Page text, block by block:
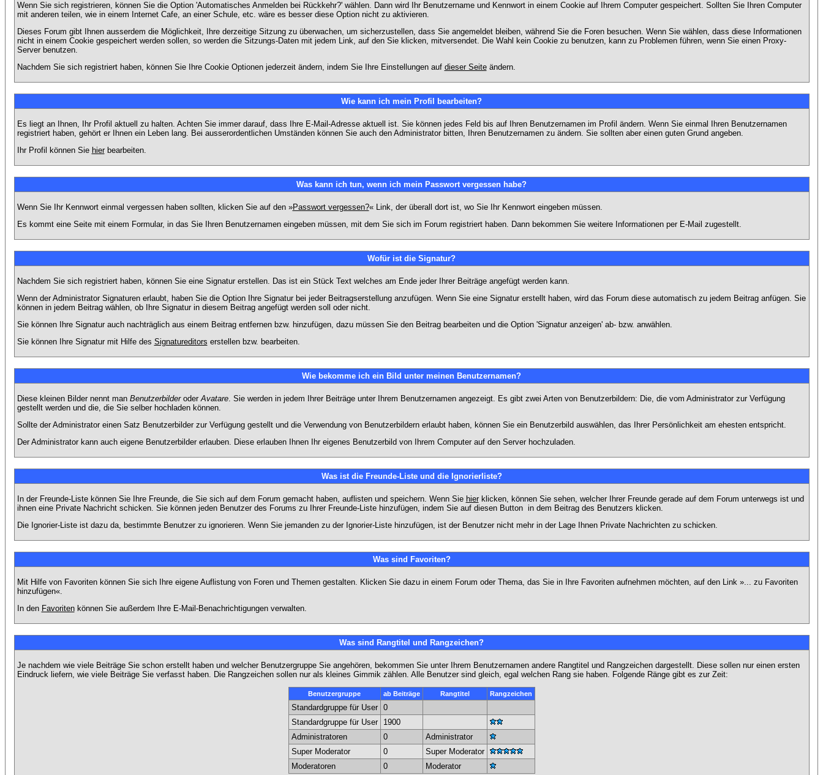
Wenn Sie sich registrieren, können Sie die Option 'Automatisches Anmelden bei Rückkehr?' wählen. Dann wird Ihr Benutzername und Kennwort in einem Cookie auf Ihrem Computer gespeichert. Sollten Sie Ihren Computer
mit anderen teilen, wie in einem Internet Cafe, an einer Schule, etc. wäre es besser diese Option nicht zu aktivieren.
Dieses Forum gibt Ihnen ausserdem die Möglichkeit, Ihre derzeitige Sitzung zu überwachen, um sicherzustellen, dass Sie angemeldet bleiben, während Sie die Foren besuchen. Wenn Sie wählen, dass diese Informationen
nicht in einem Cookie gespeichert werden sollen, so werden die Sitzungs-Daten mit jedem Link, auf den Sie klicken, mitversendet. Die Wahl kein Cookie zu benutzen, kann zu Problemen führen, wenn Sie einen Proxy-
Server benutzen.
Nachdem Sie sich registriert haben, können Sie Ihre Cookie Optionen jederzeit ändern, indem Sie Ihre Einstellungen auf dieser Seiteändern.
Wie kann ich mein Profil bearbeiten?
Es liegt an Ihnen, Ihr Profil aktuell zu halten. Achten Sie immer darauf, dass Ihre E-Mail-Adresse aktuell ist. Sie können jedes Feld bis auf Ihren Benutzernamen im Profil ändern. Wenn Sie einmal Ihren Benutzernamen
registriert haben, gehört er Ihnen ein Leben lang. Bei ausserordentlichen Umständen können Sie auch den Administrator bitten, Ihren Benutzernamen zu ändern. Sie sollten aber einen guten Grund angeben.
Ihr Profil können Sie hierbearbeiten.
Was kann ich tun, wenn ich mein Passwort vergessen habe?
Wenn Sie Ihr Kennwort einmal vergessen haben sollten, klicken Sie auf den »Passwort vergessen?« Link, der überall dort ist, wo Sie Ihr Kennwort eingeben müssen.
Es kommt eine Seite mit einem Formular, in das Sie Ihren Benutzernamen eingeben müssen, mit dem Sie sich im Forum registriert haben. Dann bekommen Sie weitere Informationen per E-Mail zugestellt.
Wofür ist die Signatur?
Nachdem Sie sich registriert haben, können Sie eine Signatur erstellen. Das ist ein Stück Text welches am Ende jeder Ihrer Beiträge angefügt werden kann.
Wenn der Administrator Signaturen erlaubt, haben Sie die Option Ihre Signatur bei jeder Beitragserstellung anzufügen. Wenn Sie eine Signatur erstellt haben, wird das Forum diese automatisch zu jedem Beitrag anfügen. Sie
können in jedem Beitrag wählen, ob Ihre Signatur in diesem Beitrag angefügt werden soll oder nicht.
Sie können Ihre Signatur auch nachträglich aus einem Beitrag entfernen bzw. hinzufügen, dazu müssen Sie den Beitrag bearbeiten und die Option 'Signatur anzeigen' ab- bzw. anwählen.
Sie können Ihre Signatur mit Hilfe des Signatureditors erstellen bzw. bearbeiten.
Wie bekomme ich ein Bild unter meinen Benutzernamen?
Diese kleinen Bilder nennt man BenutzerbilderoderAvatare. Sie werden in jedem Ihrer Beiträge unter Ihrem Benutzernamen angezeigt. Es gibt zwei Arten von Benutzerbildern: Die, die vom Administrator zur Verfügung
gestellt werden und die, die Sie selber hochladen können.
Sollte der Administrator einen Satz Benutzerbilder zur Verfügung gestellt und die Verwendung von Benutzerbildern erlaubt haben, können Sie ein Benutzerbild auswählen, das Ihrer Persönlichkeit am ehesten entspricht.
Der Administrator kann auch eigene Benutzerbilder erlauben. Diese erlauben Ihnen Ihr eigenes Benutzerbild von Ihrem Computer auf den Server hochzuladen.
Was ist die Freunde-Liste und die Ignorierliste?
In der Freunde-Liste können Sie Ihre Freunde, die Sie sich auf dem Forum gemacht haben, auflisten und speichern. Wenn Sie hierklicken, können Sie sehen, welcher Ihrer Freunde gerade auf dem Forum unterwegs ist und
ihnen eine Private Nachricht schicken. Sie können jeden Benutzer des Forums zu Ihrer Freunde-Liste hinzufügen, indem Sie auf diesen Button in dem Beitrag des Benutzers klicken.
Die Ignorier-Liste ist dazu da, bestimmte Benutzer zu ignorieren. Wenn Sie jemanden zu der Ignorier-Liste hinzufügen, ist der Benutzer nicht mehr in der Lage Ihnen Private Nachrichten zu schicken.
Was sind Favoriten?
Mit Hilfe von Favoriten können Sie sich Ihre eigene Auflistung von Foren und Themen gestalten. Klicken Sie dazu in einem Forum oder Thema, das Sie in Ihre Favoriten aufnehmen möchten, auf den Link »... zu Favoriten
hinzufügen«.
In den Favoritenkönnen Sie außerdem Ihre E-Mail-Benachrichtigungen verwalten.
Was sind Rangtitel und Rangzeichen?
Je nachdem wie viele Beiträge Sie schon erstellt haben und welcher Benutzergruppe Sie angehören, bekommen Sie unter Ihrem Benutzernamen andere Rangtitel und Rangzeichen dargestellt. Diese sollen nur einen ersten
Eindruck liefern, wie viele Beiträge Sie verfasst haben. Die Rangzeichen sollen nur als kleines Gimmik zählen. Alle Benutzer sind gleich, egal welchen Rang sie haben. Folgende Ränge gibt es zur Zeit:
Benutzergruppe ab Beiträge Rangtitel Rangzeichen
Standardgruppe für User
0
Standardgruppe für User
1900
Administratoren
0
Administrator
Super Moderator
0
Super Moderator
Moderatoren
0 Moderator